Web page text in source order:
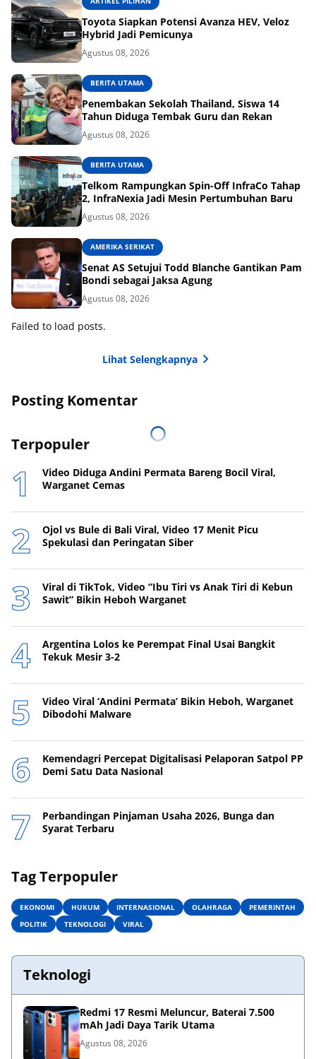
Toyota Siapkan Potensi Avanza HEV, Veloz
Hybrid Jadi Pemicunya
Agustus 08, 2026
BERITA UTAMA
Penembakan Sekolah Thailand, Siswa 14
Tahun Diduga Tembak Guru dan Rekan
Agustus 08, 2026
BERITA UTAMA
Telkom Rampungkan Spin-Off InfraCo Tahap
2, InfraNexia Jadi Mesin Pertumbuhan Baru
Agustus 08, 2026
AMERIKA SERIKAT
Senat AS Setujui Todd Blanche Gantikan Pam
Bondi sebagai Jaksa Agung
Agustus 08, 2026
Failed to load posts.
Lihat Selengkapnya
Posting Komentar
Terpopuler
Video Diduga Andini Permata Bareng Bocil Viral,
Warganet Cemas
Ojol vs Bule di Bali Viral, Video 17 Menit Picu
Spekulasi dan Peringatan Siber
Viral di TikTok, Video “Ibu Tiri vs Anak Tiri di Kebun
Sawit” Bikin Heboh Warganet
Argentina Lolos ke Perempat Final Usai Bangkit
Tekuk Mesir 3-2
Video Viral ‘Andini Permata’ Bikin Heboh, Warganet
Dibodohi Malware
Kemendagri Percepat Digitalisasi Pelaporan Satpol PP
Demi Satu Data Nasional
Perbandingan Pinjaman Usaha 2026, Bunga dan
Syarat Terbaru
Tag Terpopuler
EKONOMI HUKUM INTERNASIONAL OLAHRAGA
PEMERINTAH
POLITIK
TEKNOLOGI VIRAL
Teknologi
Redmi 17 Resmi Meluncur, Baterai 7.500
mAh Jadi Daya Tarik Utama
Agustus 08, 2026